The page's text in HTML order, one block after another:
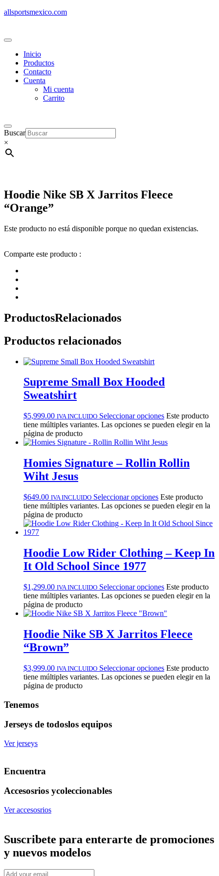
allsportsmexico.com
Inicio
Productos
Contacto
Cuenta
Mi cuenta
Carrito
Buscar
×
Hoodie Nike SB X Jarritos Fleece
“Orange”
Este producto no está disponible porque no quedan existencias.
Comparte este producto :
ProductosRelacionados
Productos relacionados
Supreme Small Box Hooded
Sweatshirt
$5,999.00 IVA INCLUIDO Seleccionar opciones Este producto
tiene múltiples variantes. Las opciones se pueden elegir en la
página de producto
Homies Signature – Rollin Rollin
Wiht Jesus
$649.00 IVA INCLUIDO Seleccionar opciones Este producto
tiene múltiples variantes. Las opciones se pueden elegir en la
página de producto
Hoodie Low Rider Clothing – Keep In
It Old School Since 1977
$1,299.00 IVA INCLUIDO Seleccionar opciones Este producto
tiene múltiples variantes. Las opciones se pueden elegir en la
página de producto
Hoodie Nike SB X Jarritos Fleece
“Brown”
$3,999.00 IVA INCLUIDO Seleccionar opciones Este producto
tiene múltiples variantes. Las opciones se pueden elegir en la
página de producto
Tenemos
Jerseys de todoslos equipos
Ver jerseys
Encuentra
Accesosrios ycoleccionables
Ver accesosrios
Suscribete para enterarte de promociones
y nuevos modelos